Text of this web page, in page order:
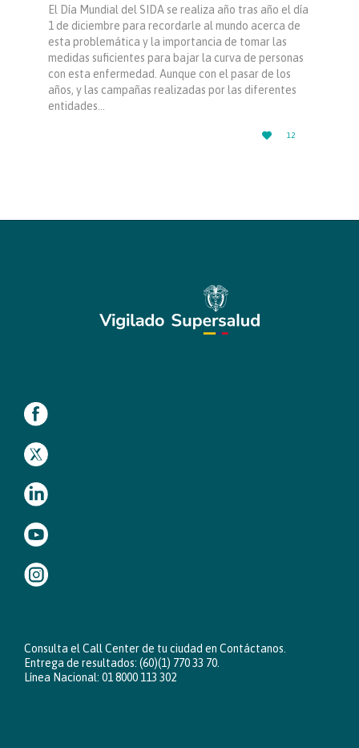
El Día Mundial del SIDA se realiza año tras año el día
1 de diciembre para recordarle al mundo acerca de
esta problemática y la importancia de tomar las
medidas suficientes para bajar la curva de personas
con esta enfermedad. Aunque con el pasar de los
años, y las campañas realizadas por las diferentes
entidades…

LOVE
IT
12
Consulta el Call Center de tu ciudad en Contáctanos.
Entrega de resultados: (60)(1) 770 33 70.
Línea Nacional: 01 8000 113 302